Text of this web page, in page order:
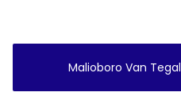
Malioboro Van Tegal